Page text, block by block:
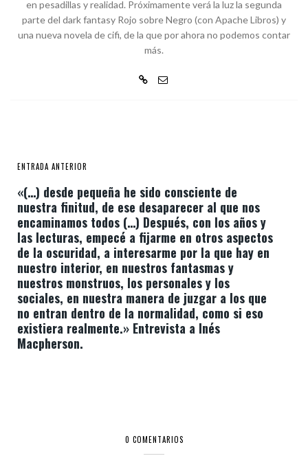
en pesadillas y realidad. Próximamente verá la luz la segunda
parte del dark fantasy Rojo sobre Negro (con Apache Libros) y
una nueva novela de cifi, de la que por ahora no podemos contar
más.
ENTRADA ANTERIOR
«(…) desde pequeña he sido consciente de
nuestra finitud, de ese desaparecer al que nos
encaminamos todos (…) Después, con los años y
las lecturas, empecé a fijarme en otros aspectos
de la oscuridad, a interesarme por la que hay en
nuestro interior, en nuestros fantasmas y
nuestros monstruos, los personales y los
sociales, en nuestra manera de juzgar a los que
no entran dentro de la normalidad, como si eso
existiera realmente.» Entrevista a Inés
Macpherson.
0 COMENTARIOS